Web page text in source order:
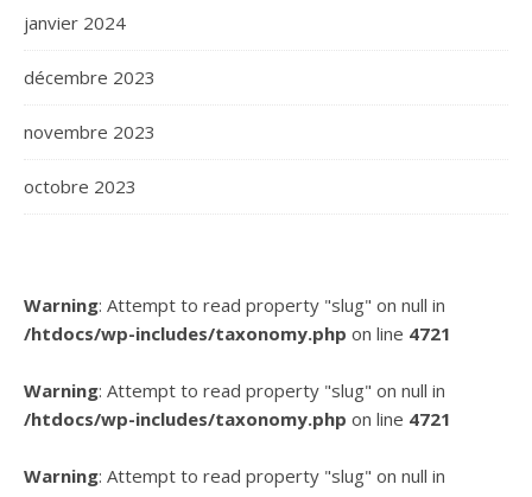
janvier 2024
décembre 2023
novembre 2023
octobre 2023
Warning: Attempt to read property "slug" on null in
/htdocs/wp-includes/taxonomy.php on line 4721
Warning: Attempt to read property "slug" on null in
/htdocs/wp-includes/taxonomy.php on line 4721
Warning: Attempt to read property "slug" on null in